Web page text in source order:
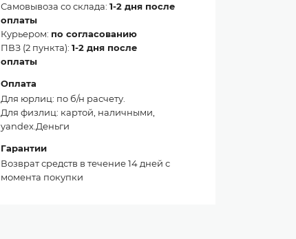
Самовывоза со склада: 1-2 дня после
оплаты
Курьером: по согласованию
ПВЗ (2 пункта): 1-2 дня после
оплаты
Оплата
Для юрлиц: по б/н расчету.
Для физлиц: картой, наличными,
yandex.Деньги
Гарантии
Возврат средств в течение 14 дней с
момента покупки